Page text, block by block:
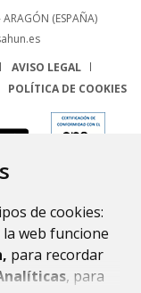
de cookies:
web funcione
para recordar
, para
ARAGÓN (ESPAÑA)
AVISO LEGAL
POLÍTICA DE COOKIES